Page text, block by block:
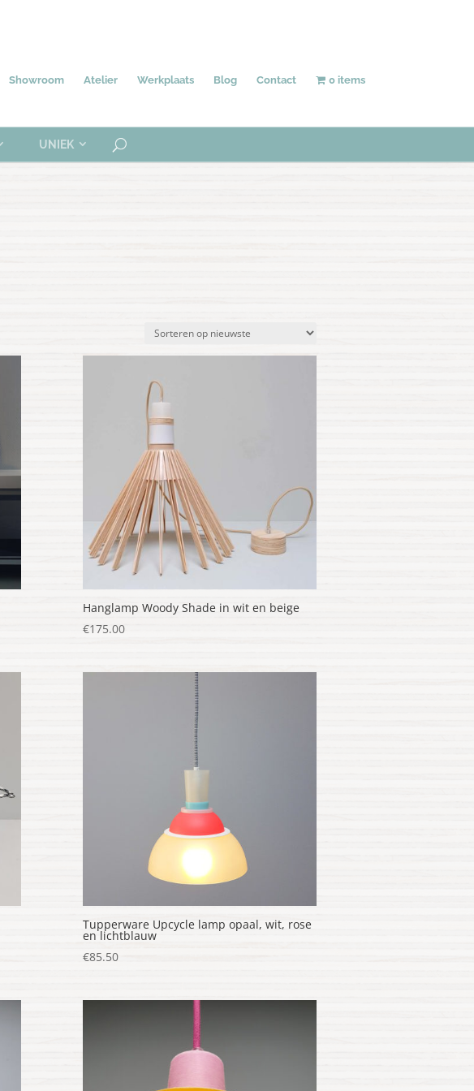
Showroom Atelier Werkplaats Blog Contact 0 items
UNIEK
Hanglamp Woody Shade in wit en beige
€175.00
Tupperware Upcycle lamp opaal, wit, rose
en lichtblauw
€85.50